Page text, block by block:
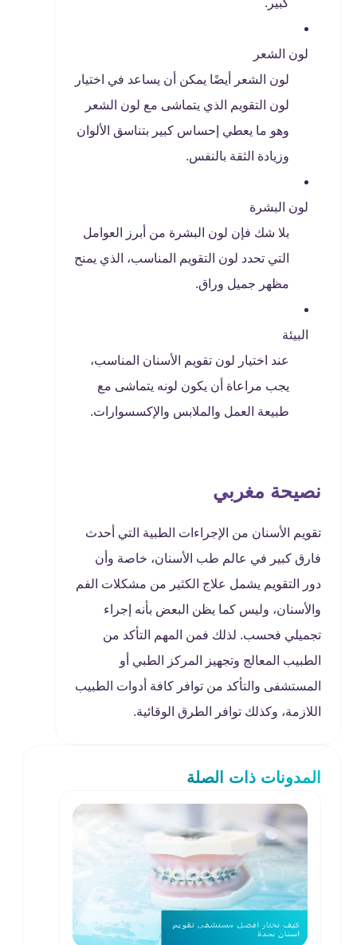
كبير.
لون الشعر
لون الشعر أيضًا يمكن أن يساعد في اختيار
لون التقويم الذي يتماشى مع لون الشعر
وهو ما يعطي إحساس كبير بتناسق الألوان
وزيادة الثقة بالنفس.
لون البشرة
بلا شك فإن لون البشرة من أبرز العوامل
التي تحدد لون التقويم المناسب، الذي يمنح
مظهر جميل وراق.
البيئة
عند اختيار لون تقويم الأسنان المناسب،
يجب مراعاة أن يكون لونه يتماشى مع
طبيعة العمل والملابس والإكسسوارات.
نصيحة مغربي
تقويم الأسنان من الإجراءات الطبية التي أحدث
فارق كبير في عالم طب الأسنان، خاصة وأن
دور التقويم يشمل علاج الكثير من مشكلات الفم
والأسنان، وليس كما يظن البعض بأنه إجراء
تجميلي فحسب. لذلك فمن المهم التأكد من
الطبيب المعالج وتجهيز المركز الطبي أو
المستشفى والتأكد من توافر كافة أدوات الطبيب
اللازمة، وكذلك توافر الطرق الوقائية.
المدونات ذات الصلة